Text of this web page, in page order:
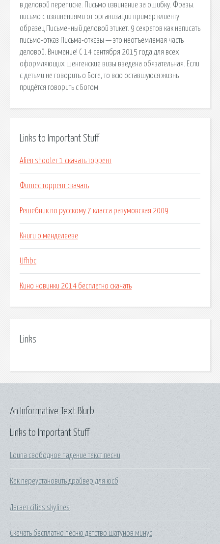
в деловой переписке. Письмо извинение за ошибку. Фразы.
письмо с извинениями от организации пример клиенту
образец Письменный деловой этикет. 9 секретов как написать
письмо-отказ Письма-отказы — это неотъемлемая часть
деловой. Внимание! С 14 сентября 2015 года для всех
оформляющих шенгенские визы введена обязательная. Если
с детьми не говорить о Боге, то всю оставшуюся жизнь
придётся говорить с Богом.
Links to Important Stuff
Alien shooter 1 скачать торрент
Фитнес торрент скачать
Решебник по русскому 7 класса разумовская 2009
Книги о менделееве
Ufhbc
Кино новинки 2014 бесплатно скачать
Links
Links to Important Stuff
Louna свободное падение текст песни
Как переустановить драйвер для юсб
Лагает cities skylines
Скачать бесплатно песню детство шатунов минус
An Informative Text Blurb